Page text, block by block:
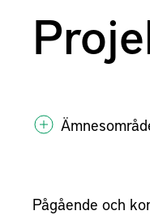
Pågående och